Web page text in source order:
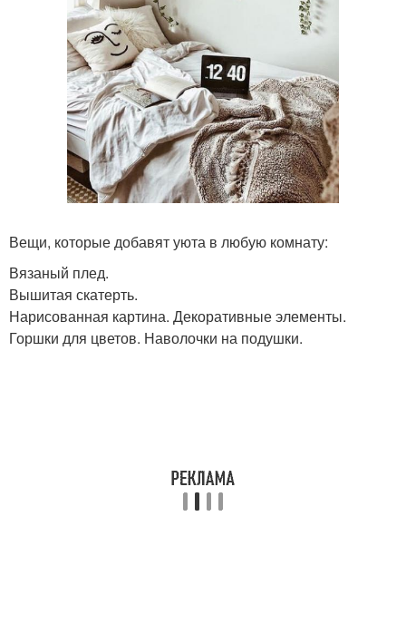
Вещи, которые добавят уюта в любую комнату:
Вязаный плед.
Вышитая скатерть.
Нарисованная картина. Декоративные элементы.
Горшки для цветов. Наволочки на подушки.